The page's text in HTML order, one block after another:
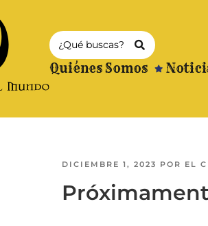
Quiénes Somos
DICIEMBRE 1, 2023 POR EL